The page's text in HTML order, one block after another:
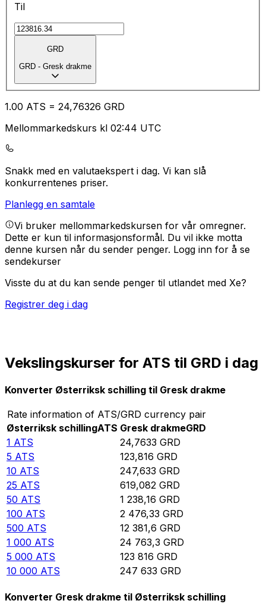
Til
GRD
GRD - Gresk drakme
1.00 ATS = 24,76326 GRD
Mellommarkedskurs kl 02:44 UTC
Snakk med en valutaekspert i dag. Vi kan slå
konkurrentenes priser.
Planlegg en samtale
Vi bruker mellommarkedskursen for vår omregner.
Dette er kun til informasjonsformål. Du vil ikke motta
denne kursen når du sender penger. Logg inn for å se
sendekurser
Visste du at du kan sende penger til utlandet med Xe?
Registrer deg i dag
Vekslingskurser for ATS til GRD i dag
Konverter Østerriksk schilling til Gresk drakme
Rate information of ATS/GRD currency pair
Østerriksk schillingATS Gresk drakmeGRD
1 ATS 24,7633 GRD
5 ATS 123,816 GRD
10 ATS 247,633 GRD
25 ATS 619,082 GRD
50 ATS 1 238,16 GRD
100 ATS 2 476,33 GRD
500 ATS 12 381,6 GRD
1 000 ATS 24 763,3 GRD
5 000 ATS 123 816 GRD
10 000 ATS 247 633 GRD
Konverter Gresk drakme til Østerriksk schilling